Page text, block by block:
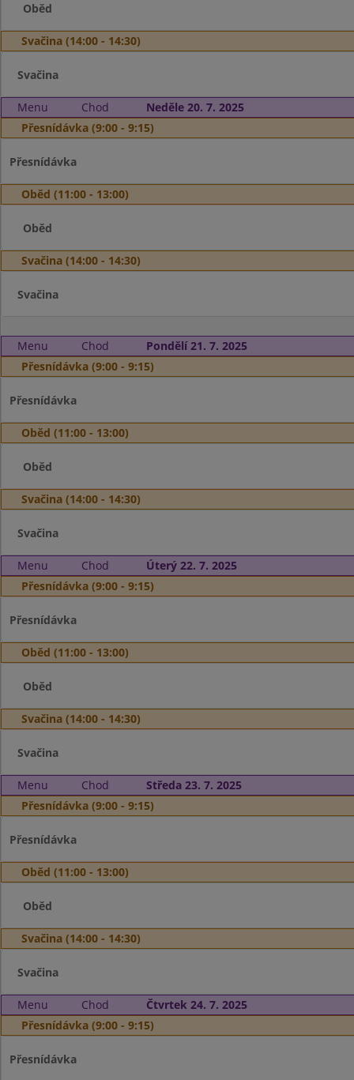
Oběd
Svačina (14:00 - 14:30)
Svačina
Menu Chod
Neděle 20. 7. 2025
Přesnídávka (9:00 - 9:15)
Přesnídávka
Oběd (11:00 - 13:00)
Oběd
Svačina (14:00 - 14:30)
Svačina
Menu Chod
Pondělí 21. 7. 2025
Přesnídávka (9:00 - 9:15)
Přesnídávka
Oběd (11:00 - 13:00)
Oběd
Svačina (14:00 - 14:30)
Svačina
Menu Chod
Úterý 22. 7. 2025
Přesnídávka (9:00 - 9:15)
Přesnídávka
Oběd (11:00 - 13:00)
Oběd
Svačina (14:00 - 14:30)
Svačina
Menu Chod
Středa 23. 7. 2025
Přesnídávka (9:00 - 9:15)
Přesnídávka
Oběd (11:00 - 13:00)
Oběd
Svačina (14:00 - 14:30)
Svačina
Menu Chod
Čtvrtek 24. 7. 2025
Přesnídávka (9:00 - 9:15)
Přesnídávka